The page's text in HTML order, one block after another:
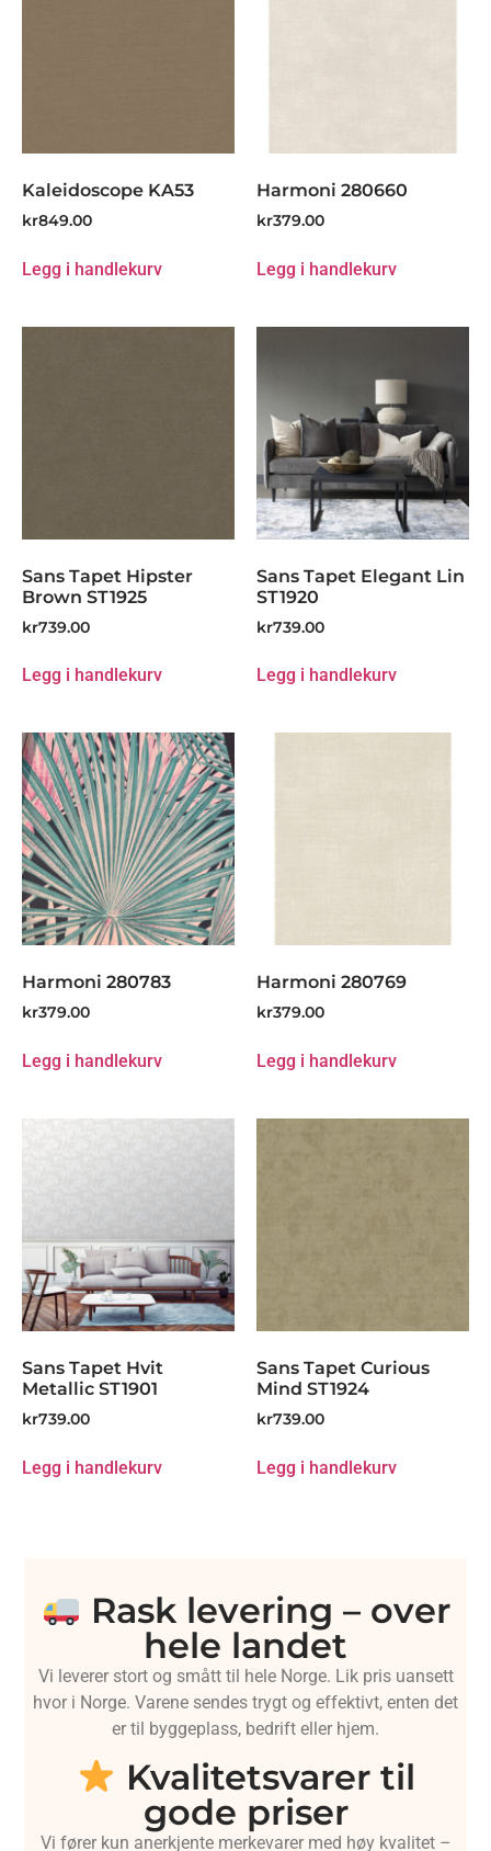
Kaleidoscope KA53
kr849.00
Legg i handlekurv
Harmoni 280660
kr379.00
Legg i handlekurv
Sans Tapet Hipster
Brown ST1925
kr739.00
Legg i handlekurv
Sans Tapet Elegant Lin
ST1920
kr739.00
Legg i handlekurv
Harmoni 280783
kr379.00
Legg i handlekurv
Harmoni 280769
kr379.00
Legg i handlekurv
Sans Tapet Hvit
Metallic ST1901
kr739.00
Legg i handlekurv
Sans Tapet Curious
Mind ST1924
kr739.00
Legg i handlekurv
Rask levering – over
hele landet
Vi leverer stort og smått til hele Norge. Lik pris uansett
hvor i Norge. Varene sendes trygt og effektivt, enten det
er til byggeplass, bedrift eller hjem.
Kvalitetsvarer til
gode priser
Vi fører kun anerkjente merkevarer med høy kvalitet –